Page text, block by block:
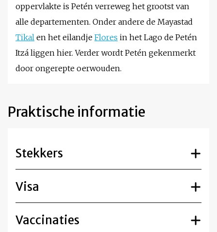
oppervlakte is Petén verreweg het grootst van
alle departementen. Onder andere de Mayastad
Tikal en het eilandje Flores in het Lago de Petén
Itzá liggen hier. Verder wordt Petén gekenmerkt
door ongerepte oerwouden.
Praktische informatie
Stekkers
Visa
Vaccinaties